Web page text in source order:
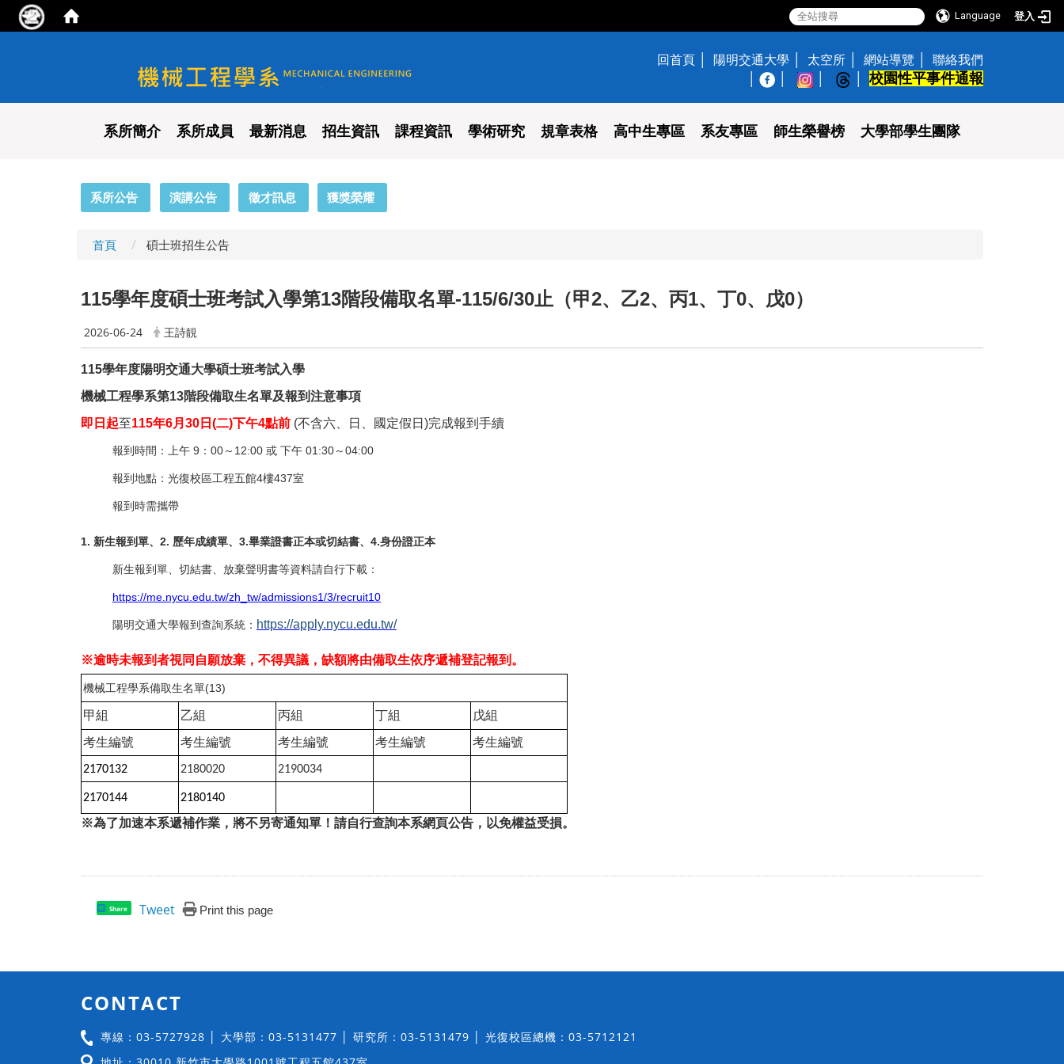
Language 登入
國立陽明交通大學 機械工程學系
回首頁 陽明交通大學 太空所 網站導覽
聯絡我們
校園性平事件通報
系所簡介 系所成員 最新消息 招生資訊 課程資訊 學術研究 規章表格 高中生專區 系友專區 師生榮譽榜 大學部學生團隊
系所公告 演講公告 徵才訊息 獲獎榮耀
首頁 碩士班招生公告
115學年度碩士班考試入學第13階段備取名單-115/6/30止（甲2、乙2、丙1、丁0、戊0）
2026-06-24 王詩靚
115學年度陽明交通大學碩士班考試入學
機械工程學系第13階段備取生名單及報到注意事項
即日起至115年6月30日(二)下午4點前 (不含六、日、國定假日)完成報到手續
報到時間：上午 9：00～12:00 或 下午 01:30～04:00
報到地點：光復校區工程五館4樓437室
報到時需攜帶
1. 新生報到單、2. 歷年成績單、3.畢業證書正本或切結書、4.身份證正本
新生報到單、切結書、放棄聲明書等資料請自行下載：
https://me.nycu.edu.tw/zh_tw/admissions1/3/recruit10
陽明交通大學報到查詢系統： https://apply.nycu.edu.tw/
※逾時未報到者視同自願放棄，不得異議，缺額將由備取生依序遞補登記報到。
機械工程學系備取生名單(13)
甲組 乙組 丙組 丁組
戊組
考生編號
考生編號 考生編號 考生編號 考生編號
2170132 2180020 2190034
2170144 2180140
※為了加速本系遞補作業，將不另寄通知單！請自行查詢本系網頁公告，以免權益受損。
Share Tweet Print this page
CONTACT
專線：03-5727928 │ 大學部：03-5131477 │ 研究所：03-5131479 │ 光復校區總機：03-5712121